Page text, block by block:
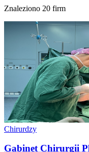
Znaleziono 20 firm
Chirurdzy
Gabinet Chirurgii